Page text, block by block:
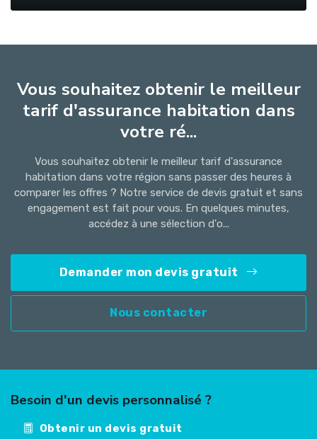
Vous souhaitez obtenir le meilleur
tarif d'assurance habitation dans
votre ré...
Vous souhaitez obtenir le meilleur tarif d'assurance
habitation dans votre région sans passer des heures à
comparer les offres ? Notre service de devis gratuit et sans
engagement est fait pour vous. En quelques minutes,
accédez à une sélection d'o...
Demander mon devis gratuit
Nous contacter
Besoin d'un devis personnalisé ?
Obtenir un devis gratuit